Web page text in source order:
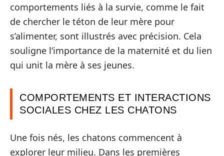
comportements liés à la survie, comme le fait
de chercher le téton de leur mère pour
s’alimenter, sont illustrés avec précision. Cela
souligne l’importance de la maternité et du lien
qui unit la mère à ses jeunes.
COMPORTEMENTS ET INTERACTIONS
SOCIALES CHEZ LES CHATONS
Une fois nés, les chatons commencent à
explorer leur milieu. Dans les premières